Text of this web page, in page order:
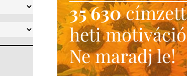
35 630címzett
heti motiváció
Ne maradj le!